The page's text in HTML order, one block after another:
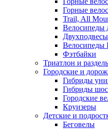
Горные
Trail, All
Велосипеды
Двухподвесы
Велосипеды
Фэтбайки
Триатлон и
Городские и
Гибриды
Гибриды
Городские
Круизеры
Детские и
Беговелы